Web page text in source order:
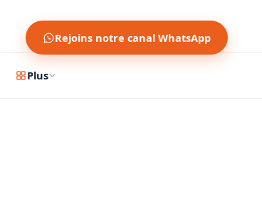
Rejoins notre canal WhatsApp
Plus